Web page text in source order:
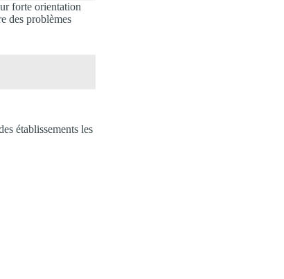
forte orientation
des problèmes
établissements les